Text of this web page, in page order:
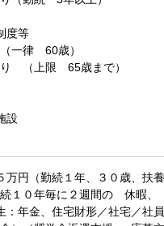
度等
一律 60歳）
り （上限 65歳まで）
設
万円（勤続１年、３０歳、
１０年毎に２週間の 休暇、
年金、住宅財形／社宅／社